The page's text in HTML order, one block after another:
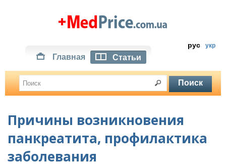
рус укр
Главная Статьи
Причины возникновения
панкреатита, профилактика
заболевания